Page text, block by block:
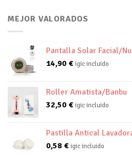
MEJOR VALORADOS
Pantalla Solar Facial/
14,90 € igic incluido
Roller Amatista/Banbu
32,50 € igic incluido
Pastilla Antical
0,58 € igic incluido